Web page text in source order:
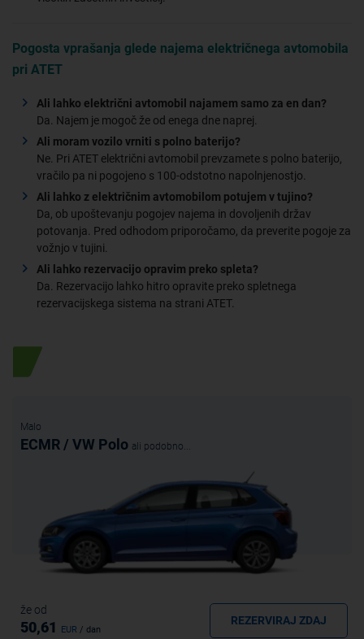
Pogosta vprašanja glede najema električnega avtomobila
pri ATET
Ali lahko električni avtomobil najamem samo za en dan?
Da. Najem je mogoč že od enega dne naprej.
Ali moram vozilo vrniti s polno baterijo?
Ne. Pri ATET električni avtomobil prevzamete s polno baterijo,
vračilo pa ni pogojeno s 100-odstotno napolnjenostjo.
Ali lahko z električnim avtomobilom potujem v tujino?
Da, ob upoštevanju pogojev najema in dovoljenih držav
potovanja. Pred odhodom priporočamo, da preverite pogoje za
vožnjo v tujini.
Ali lahko rezervacijo opravim preko spleta?
Da. Rezervacijo lahko hitro opravite preko spletnega
rezervacijskega sistema na strani ATET.
Malo
ECMR / VW Polo ali podobno...
že od
50,61 EUR / dan
REZERVIRAJ ZDAJ